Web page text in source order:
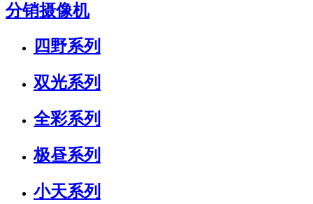
分销摄像机
四野系列
双光系列
全彩系列
极昼系列
小天系列